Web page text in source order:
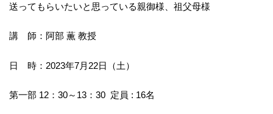
送ってもらいたいと思っている親御様、祖父母様
講 師：阿部 薫 教授
日 時：2023年7月22日（土）
第一部 12：30～13：30 定員 : 16名